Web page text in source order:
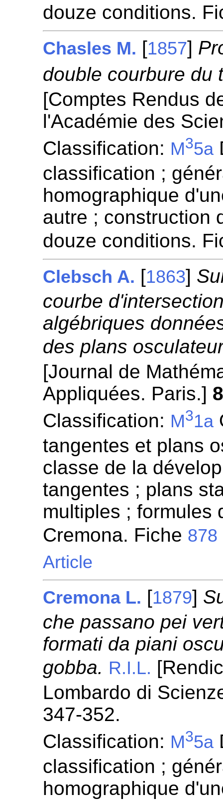
douze conditions.
Chasles M. [1857]
double courbure du
[Comptes Rendus
l'Académie des
Classification: M35a
classification ;
homographique
autre ; construction
douze conditions.
Clebsch A. [1863]
courbe
algébriques
des plans
[Journal de
Appliquées. Paris.]
Classification: M31a
tangentes et plans
classe de la
tangentes ; plans
multiples ; formules
Cremona. Fiche 878
Article
Cremona L. [1879]
che passano pei
formati da piani
gobba. R.I.L.
Lombardo di
347-352.
Classification: M35a
classification ;
homographique